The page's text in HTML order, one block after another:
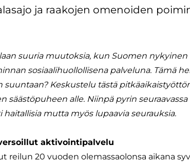
ja raakojen omenoiden
suuria muutoksia, kun Suomen
sosiaalihuollollisena palveluna. Tämä
Keskustelu tästä
alle. Niinpä pyrin
mutta myös lupaavia seurauksia.
aktivointipalvelu
20 vuoden olemassaolonsa aikana